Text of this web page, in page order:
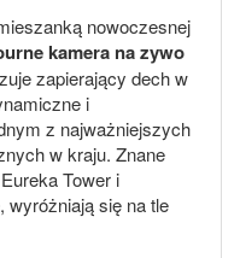
nowoczesnej
kamera na zywo
zapierający dech w
i
z najważniejszych
w kraju. Znane
Tower i
wyróżniają się na tle